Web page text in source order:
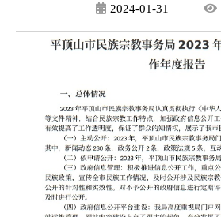
2024-01-31